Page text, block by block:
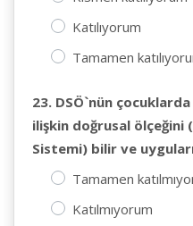
Katılıyorum
Tamamen
23. DSÖ`nün
ilişkin doğrusal ölçeğini
Sistemi) bilir ve
Tamamen
Katılmıyorum